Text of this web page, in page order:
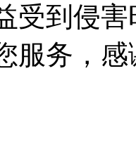
受到侵害
服务，